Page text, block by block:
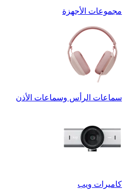
مجموعات الأجهزة
سماعات الرأس وسماعات الأذن
كاميرات ويب